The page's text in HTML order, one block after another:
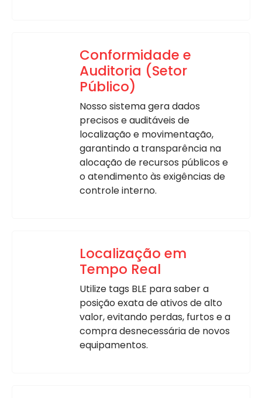
Conformidade e
Auditoria (Setor
Público)
Nosso sistema gera dados
precisos e auditáveis de
localização e movimentação,
garantindo a transparência na
alocação de recursos públicos e
o atendimento às exigências de
controle interno.
Localização em
Tempo Real
Utilize tags BLE para saber a
posição exata de ativos de alto
valor, evitando perdas, furtos e a
compra desnecessária de novos
equipamentos.